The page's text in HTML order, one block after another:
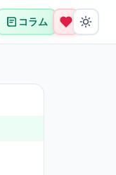
コラム